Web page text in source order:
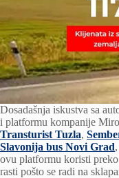
Dosadašnja iskustva sa
i platformu kompanije
Transturist Tuzla,
Slavonija bus Novi Grad,
ovu platformu koristi
rasti pošto se radi na